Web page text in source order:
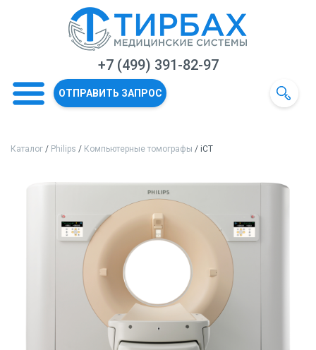
+7 (499) 391-82-97
ОТПРАВИТЬ ЗАПРОС
Каталог / Philips / Компьютерные томографы / iCT